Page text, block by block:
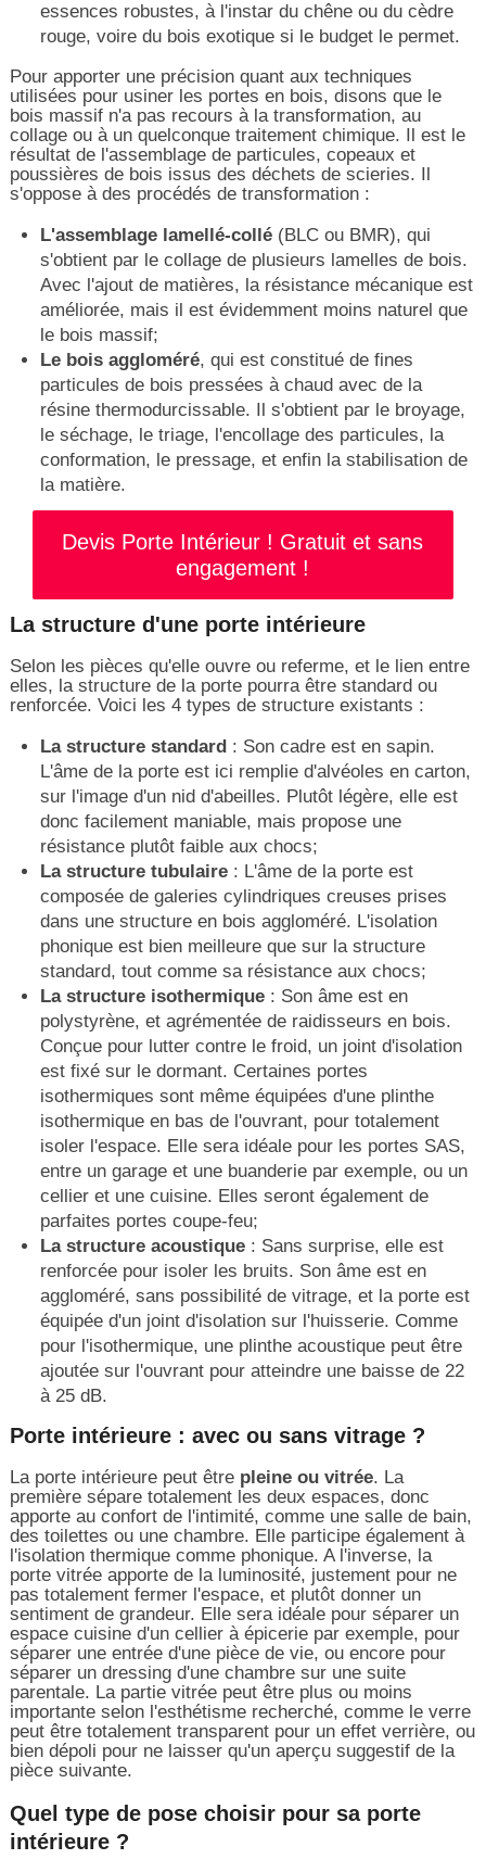
essences robustes, à l'instar du chêne ou du cèdre
rouge, voire du bois exotique si le budget le permet.
Pour apporter une précision quant aux techniques
utilisées pour usiner les portes en bois, disons que le
bois massif n'a pas recours à la transformation, au
collage ou à un quelconque traitement chimique. Il est le
résultat de l'assemblage de particules, copeaux et
poussières de bois issus des déchets de scieries. Il
s'oppose à des procédés de transformation :
L'assemblage lamellé-collé(BLC ou BMR), qui
s'obtient par le collage de plusieurs lamelles de bois.
Avec l'ajout de matières, la résistance mécanique est
améliorée, mais il est évidemment moins naturel que
le bois massif;
Le bois aggloméré, qui est constitué de fines
particules de bois pressées à chaud avec de la
résine thermodurcissable. Il s'obtient par le broyage,
le séchage, le triage, l'encollage des particules, la
conformation, le pressage, et enfin la stabilisation de
la matière.
Devis Porte Intérieur ! Gratuit et sans
engagement !
La structure d'une porte intérieure
Selon les pièces qu'elle ouvre ou referme, et le lien entre
elles, la structure de la porte pourra être standard ou
renforcée. Voici les 4 types de structure existants :
La structure standard: Son cadre est en sapin.
L'âme de la porte est ici remplie d'alvéoles en carton,
sur l'image d'un nid d'abeilles. Plutôt légère, elle est
donc facilement maniable, mais propose une
résistance plutôt faible aux chocs;
La structure tubulaire : L'âme de la porte est
composée de galeries cylindriques creuses prises
dans une structure en bois aggloméré. L'isolation
phonique est bien meilleure que sur la structure
standard, tout comme sa résistance aux chocs;
La structure isothermique : Son âme est en
polystyrène, et agrémentée de raidisseurs en bois.
Conçue pour lutter contre le froid, un joint d'isolation
est fixé sur le dormant. Certaines portes
isothermiques sont même équipées d'une plinthe
isothermique en bas de l'ouvrant, pour totalement
isoler l'espace. Elle sera idéale pour les portes SAS,
entre un garage et une buanderie par exemple, ou un
cellier et une cuisine. Elles seront également de
parfaites portes coupe-feu;
La structure acoustique : Sans surprise, elle est
renforcée pour isoler les bruits. Son âme est en
aggloméré, sans possibilité de vitrage, et la porte est
équipée d'un joint d'isolation sur l'huisserie. Comme
pour l'isothermique, une plinthe acoustique peut être
ajoutée sur l'ouvrant pour atteindre une baisse de 22
à 25 dB.
Porte intérieure : avec ou sans vitrage ?
La porte intérieure peut être pleine ou vitrée. La
première sépare totalement les deux espaces, donc
apporte au confort de l'intimité, comme une salle de bain,
des toilettes ou une chambre. Elle participe également à
l'isolation thermique comme phonique. A l'inverse, la
porte vitrée apporte de la luminosité, justement pour ne
pas totalement fermer l'espace, et plutôt donner un
sentiment de grandeur. Elle sera idéale pour séparer un
espace cuisine d'un cellier à épicerie par exemple, pour
séparer une entrée d'une pièce de vie, ou encore pour
séparer un dressing d'une chambre sur une suite
parentale. La partie vitrée peut être plus ou moins
importante selon l'esthétisme recherché, comme le verre
peut être totalement transparent pour un effet verrière, ou
bien dépoli pour ne laisser qu'un aperçu suggestif de la
pièce suivante.
Quel type de pose choisir pour sa porte
intérieure ?